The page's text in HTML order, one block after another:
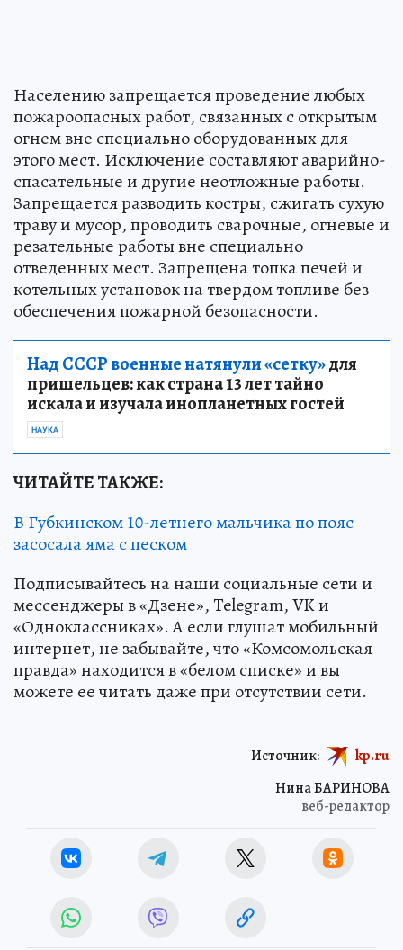
Населению запрещается проведение любых
пожароопасных работ, связанных с открытым
огнем вне специально оборудованных для
этого мест. Исключение составляют аварийно-
спасательные и другие неотложные работы.
Запрещается разводить костры, сжигать сухую
траву и мусор, проводить сварочные, огневые и
резательные работы вне специально
отведенных мест. Запрещена топка печей и
котельных установок на твердом топливе без
обеспечения пожарной безопасности.
Над СССР военные натянули «сетку»для
пришельцев: как страна 13 лет тайно
искала и изучала инопланетных гостей
НАУКА
ЧИТАЙТЕ ТАКЖЕ:
В Губкинском 10-летнего мальчика по пояс
засосала яма с песком
Подписывайтесь на наши социальные сети и
мессенджеры в «Дзене», Telegram, VK и
«Одноклассниках». А если глушат мобильный
интернет, не забывайте, что «Комсомольская
правда» находится в «белом списке» и вы
можете ее читать даже при отсутствии сети.
Нина БАРИНОВА
веб-редактор
Источник: kp.ru